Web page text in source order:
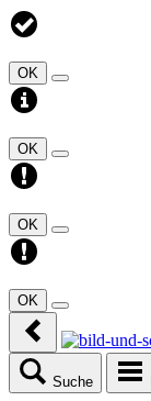
OK
OK
OK
OK
Suche